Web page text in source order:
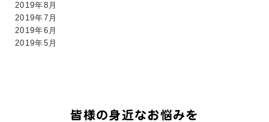
2019年8月
2019年7月
2019年6月
2019年5月
皆様の身近なお悩みを